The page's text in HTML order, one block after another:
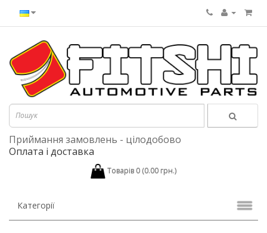
Приймання замовлень - цілодобово
Оплата і доставка
Товарів 0 (0.00 грн.)
Категорії